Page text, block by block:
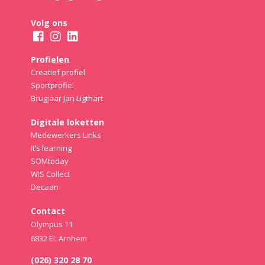
Volg ons
Profielen
Creatief profiel
Sportprofiel
Brugjaar Jan Ligthart
Digitale loketten
Medewerkers Links
It’s learning
SOMtoday
WIS Collect
Decaan
Contact
Olympus 11
6832 EL Arnhem
(026) 320 28 70